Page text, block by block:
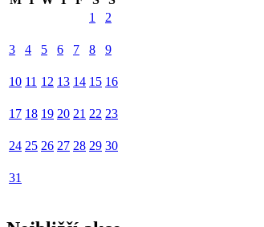
1
2
3 4 5 6 7 8 9
10 11 12 13 14 15 16
17 18 19 20 21 22 23
24 25 26 27 28 29 30
31